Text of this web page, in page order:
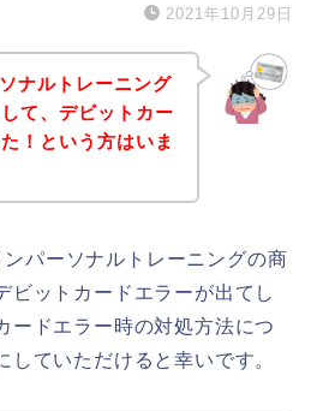
2021年10月29日
ナルトレーニング
て、デビットカー
！という方はいま
パーソナルトレーニングの商
ビットカードエラーが出てし
ードエラー時の対処方法につ
していただけると幸いです。